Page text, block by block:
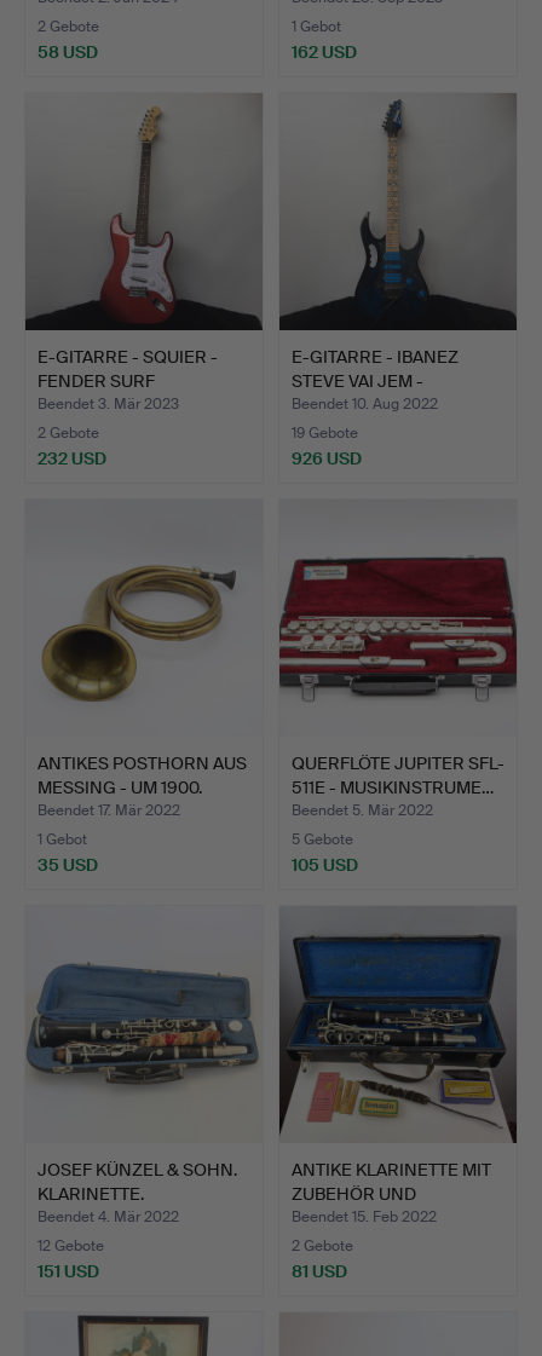
2 Gebote
58 USD
1 Gebot
162 USD
E-GITARRE - SQUIER -
FENDER SURF
STRATOCAS…
Beendet 3. Mär 2023
2 Gebote
232 USD
E-GITARRE - IBANEZ
STEVE VAI JEM -
PREMIUM…
Beendet 10. Aug 2022
19 Gebote
926 USD
ANTIKES POSTHORN AUS
MESSING - UM 1900.
Beendet 17. Mär 2022
1 Gebot
35 USD
QUERFLÖTE JUPITER SFL-
511E - MUSIKINSTRUME…
Beendet 5. Mär 2022
5 Gebote
105 USD
JOSEF KÜNZEL & SOHN.
KLARINETTE.
Beendet 4. Mär 2022
12 Gebote
151 USD
ANTIKE KLARINETTE MIT
ZUBEHÖR UND
ORIGINAL…
Beendet 15. Feb 2022
2 Gebote
81 USD